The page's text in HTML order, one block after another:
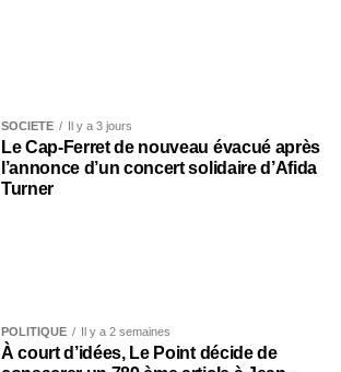
SOCIÉTÉ Il y a 3 jours
Le Cap-Ferret de nouveau évacué après
l’annonce d’un concert solidaire d’Afida
Turner
POLITIQUE Il y a 2 semaines
À court d’idées, Le Point décide de